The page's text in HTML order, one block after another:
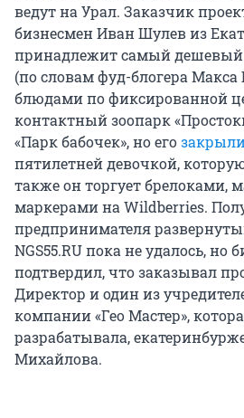
ведут на Урал. Заказчик
бизнесмен Иван Шулев из
принадлежит самый дешевый
(по словам фуд-блогера Макса
блюдами по фиксированной
контактный зоопарк
«Парк бабочек», но его
пятилетней девочкой,
также он торгует брелоками,
маркерами на Wildberries.
предпринимателя
NGS55.RU пока не удалось, но
подтвердил, что заказывал
Директор и один из
компании «Гео Мастер»,
разрабатывала,
Михайлова.